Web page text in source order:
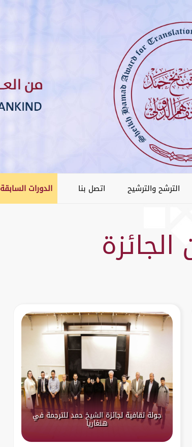
الترشح والترشيح اتصل بنا الدورات السابقة
الجائزة
جولة ثقافية لجائزة الشيخ حمد للترجمة في
هنغاريا